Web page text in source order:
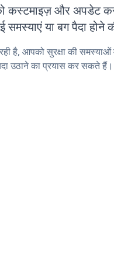
कस्टमाइज़ और अपडेट
या बग पैदा होने
है, आपको सुरक्षा की समस्याओं
उठाने का प्रयास कर सकते हैं।